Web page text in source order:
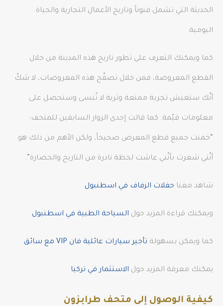
الحديثة التي تشمل فنوناً وتاريخ الأعمال التجارية والحياة
اليومية.
كما ويمكنك التعرف على تطور تاريخ هذه المدينة من خلال
القطع المعروضة، فمن خلال تصفّح هذه المعروضات، لا شكّ
أنّك ستعيش تجربة ممتعة وثرية لا تُنسى وستحصل على
معلومات قيّمة. كما قالت إحدى الزوار السابقين للمتحف:
“خمنت جميع قطع المعرض صحيحاً، ولكن الأهم من ذلك هو
أنّني شعرت بأنّني عاشت لحظة نادرة من التاريخ والحضارة”.
شاهد معنا حفلات الزفاف في اسطنبول
ويمكنك قراءة المزيد حول السياحة الطبية في اسطنبول
كما ويمكن بسهولة تأجير سيارات عائلية فان VIP مع سائق
يمكنك معرفة المزيد حول الاستثمار في تركيا
كيفية الوصول إلى متحف طرابزون